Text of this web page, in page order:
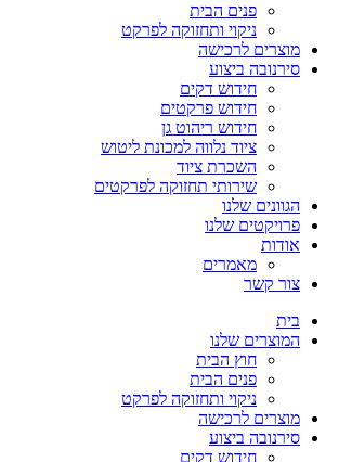
פנים הבית
ניקוי ותחזוקה לפרקט
מוצרים לרכישה
סירנובה ביצוע
חידוש דקים
חידוש פרקטים
חידוש ריהוט גן
ציוד נלווה למכונת ליטוש
השכרת ציוד
שירותי תחזוקה לפרקטים
הגוונים שלנו
פרויקטים שלנו
אודות
מאמרים
צור קשר
בית
המוצרים שלנו
חוץ הבית
פנים הבית
ניקוי ותחזוקה לפרקט
מוצרים לרכישה
סירנובה ביצוע
חידוש דקים